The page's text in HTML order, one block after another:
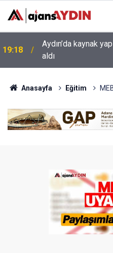
17:34 Aydın’da otomobil
Anasayfa Eğitim